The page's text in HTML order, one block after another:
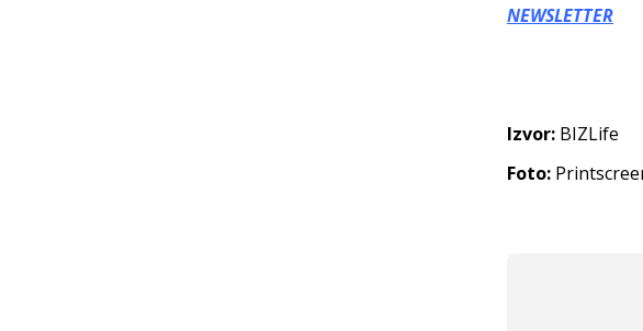
NEWSLETTER
Izvor: BIZLife
Foto: